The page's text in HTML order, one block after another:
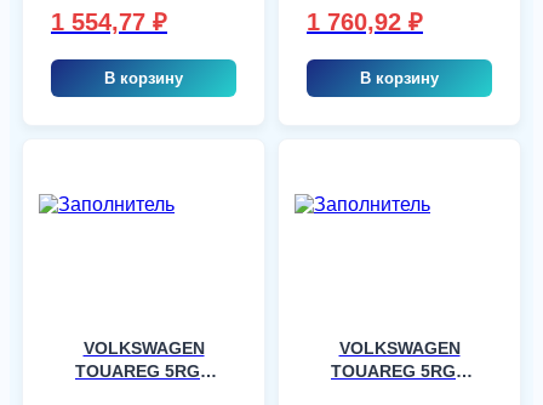
CAYENNE 5RGR
03/03-, шт
1 554,77 ₽
В корзину
CAYENNE 5RGR
03/03-, шт
1 760,92 ₽
В корзину
VOLKSWAGEN
TOUAREG 5RGR
VOLKSWAGEN
TOUAREG 5RGR